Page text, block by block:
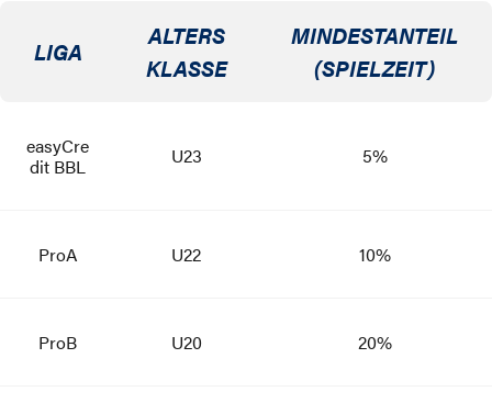
LIGA
ALTERS
KLASSE
MINDESTANTEIL
(SPIELZEIT)
easyCre
dit BBL
U23 5%
ProA U22 10%
ProB U20 20%